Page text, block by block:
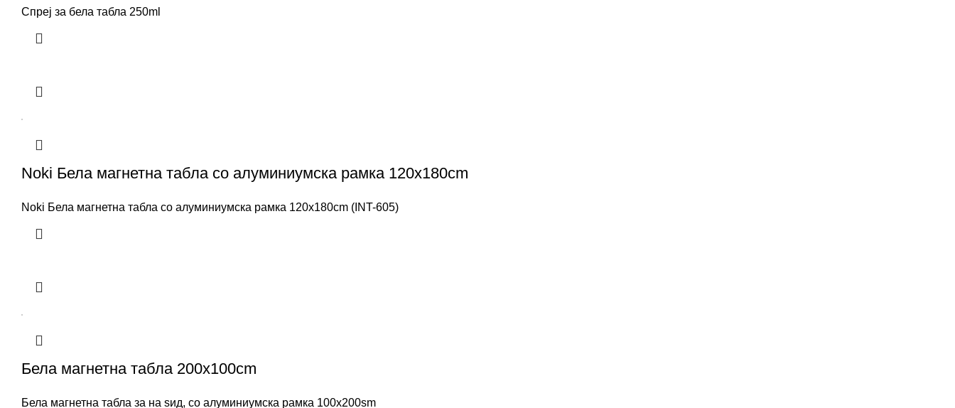
Спреј за бела табла 250ml
Noki Бела магнетна табла со алуминиумска рамка 120x180cm
Noki Бела магнетна табла со алуминиумска рамка 120x180cm (INT-605)
Бела магнетна табла 200x100cm
Бела магнетна табла за на ѕид, со алуминиумска рамка 100x200sm